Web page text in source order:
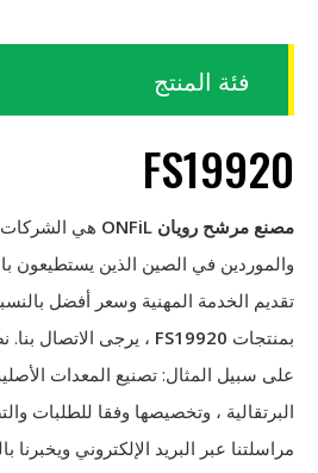
فئة المنتج
FS19920
مصنع مرشح رويان ONFiL هي الشركات
والموردين في الصين الذين يستطيعون
تقديم الخدمة المهنية وسعر أفضل
بمنتجات FS19920 ، يرجى الاتصال بنا.
على سبيل المثال: تصنيع المعدات
البرتقالية ، وتخصيصها وفقا للطلبات
مراسلتنا عبر البريد الإلكتروني ويخبرنا